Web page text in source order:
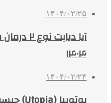
۱۴۰۴/۰۲/۲۵
آیا
۱۴۰۴
۱۴۰۴/۰۲/۲۴